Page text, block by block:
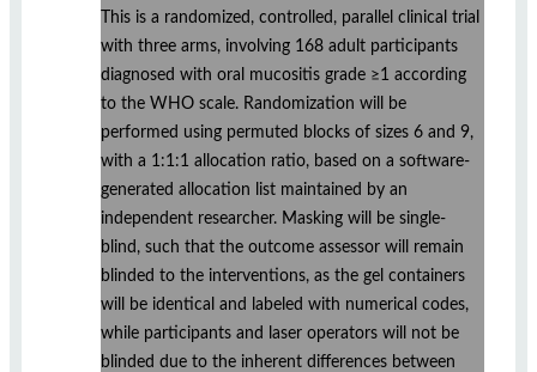
This is a randomized, controlled, parallel clinical trial
with three arms, involving 168 adult participants
diagnosed with oral mucositis grade ≥1 according
to the WHO scale. Randomization will be
performed using permuted blocks of sizes 6 and 9,
with a 1:1:1 allocation ratio, based on a software-
generated allocation list maintained by an
independent researcher. Masking will be single-
blind, such that the outcome assessor will remain
blinded to the interventions, as the gel containers
will be identical and labeled with numerical codes,
while participants and laser operators will not be
blinded due to the inherent differences between